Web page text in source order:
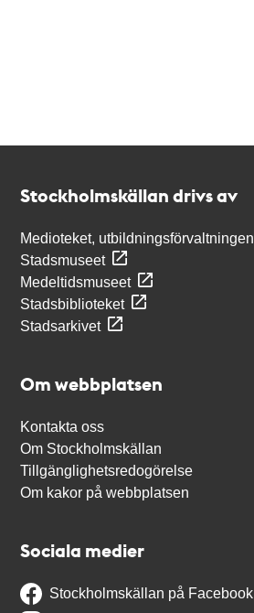
Stockholmskällan drivs av
Medioteket, utbildningsförvaltningen
Stadsmuseet
Medeltidsmuseet
Stadsbiblioteket
Stadsarkivet
Om webbplatsen
Kontakta oss
Om Stockholmskällan
Tillgänglighetsredogörelse
Om kakor på webbplatsen
Sociala medier
Stockholmskällan på Facebook